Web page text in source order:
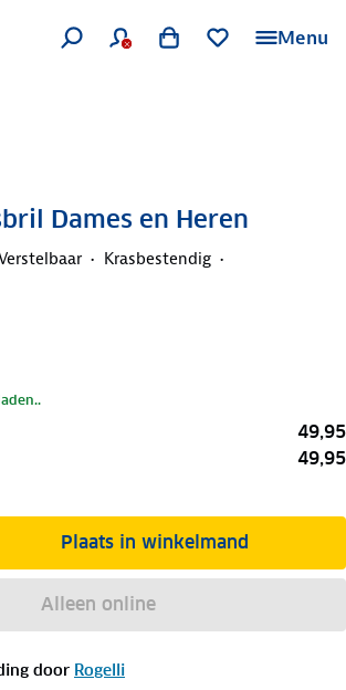
Menu
Dames en Heren
Krasbestendig
49,95
49,95
Plaats in winkelmand
Alleen online
door Rogelli